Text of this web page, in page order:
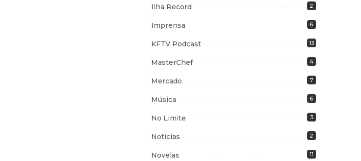
Ilha Record 2
Imprensa 6
KFTV Podcast 13
MasterChef 4
Mercado 7
Música 6
No Limite 3
Notícias 2
Novelas 11